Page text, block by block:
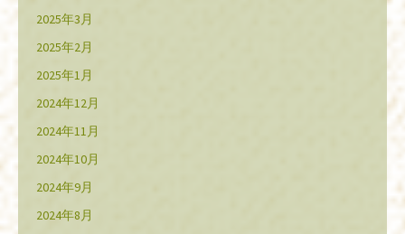
2025年3月
2025年2月
2025年1月
2024年12月
2024年11月
2024年10月
2024年9月
2024年8月